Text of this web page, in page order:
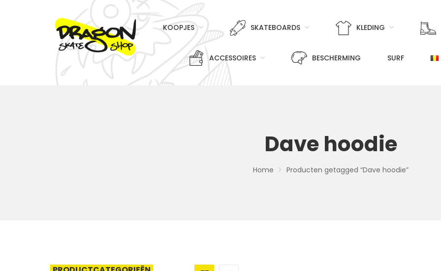
KOOPJES SKATEBOARDS KLEDING
ACCESSOIRES BESCHERMING SURF
Dave hoodie
Home Producten getagged “Dave hoodie”